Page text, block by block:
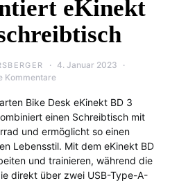
eKinekt
4. Januar 2023
Kommentare
Bike Desk eKinekt BD 3
einen Schreibtisch mit
und ermöglicht so einen
Lebensstil. Mit dem eKinekt BD
und trainieren, während die
direkt über zwei USB-Type-A-